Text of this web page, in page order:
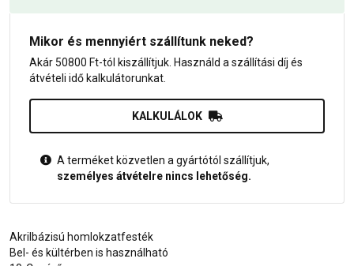
Mikor és mennyiért szállítunk neked?
Akár 50800 Ft-tól kiszállítjuk. Használd a szállítási díj és
átvételi idő kalkulátorunkat.
KALKULÁLOK
A terméket közvetlen a gyártótól szállítjuk,
személyes átvételre nincs lehetőség.
Akrilbázisú homlokzatfesték
Bel- és kültérben is használható